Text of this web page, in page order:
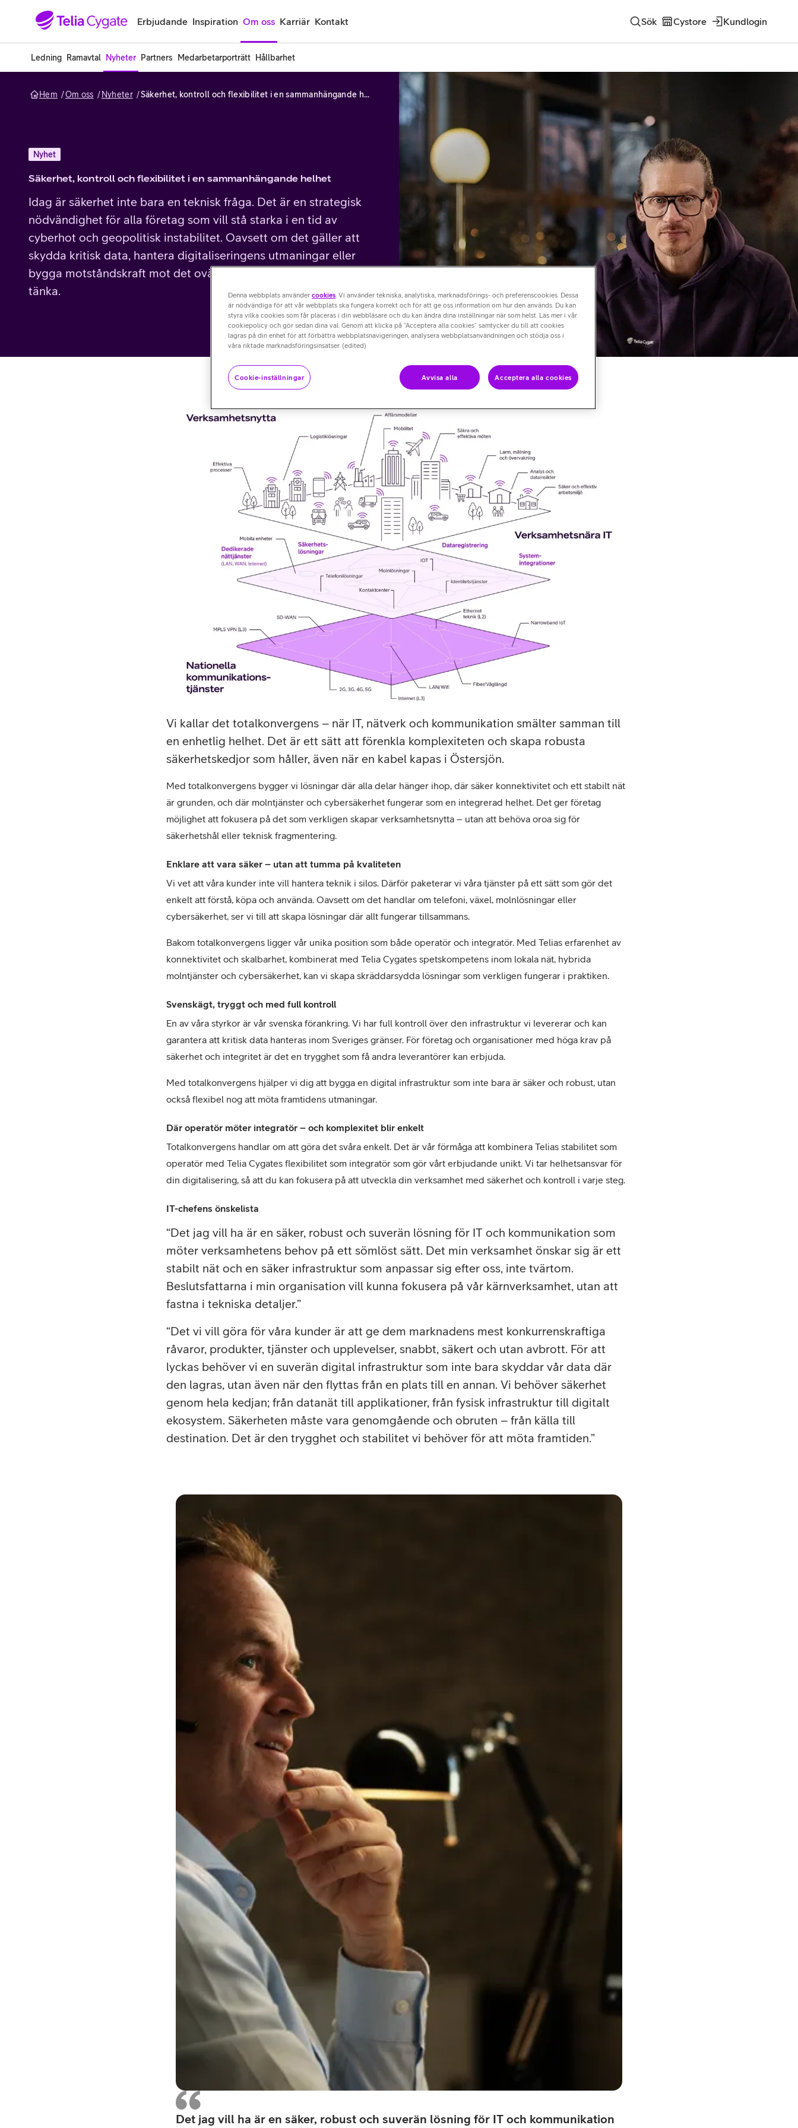
Gå till sidans innehåll
Erbjudande Inspiration Om oss Karriär Kontakt Sök Cystore Kundlogin
Ledning Ramavtal Nyheter Partners Medarbetarporträtt Hållbarhet
Hem Om oss Nyheter Säkerhet, kontroll och flexibilitet i en sammanhängande helhet
Nyhet
Säkerhet, kontroll och flexibilitet i en sammanhängande helhet
Idag är säkerhet inte bara en teknisk fråga. Det är en strategisk
nödvändighet för alla företag som vill stå starka i en tid av
cyberhot och geopolitisk instabilitet. Oavsett om det gäller att
skydda kritisk data, hantera digitaliseringens utmaningar eller
bygga motståndskraft mot det oväntade, krävs ett nytt sätt att
tänka.
Vi kallar det totalkonvergens – när IT, nätverk och kommunikation smälter samman till
en enhetlig helhet. Det är ett sätt att förenkla komplexiteten och skapa robusta
säkerhetskedjor som håller, även när en kabel kapas i Östersjön.
Med totalkonvergens bygger vi lösningar där alla delar hänger ihop, där säker konnektivitet och ett stabilt nät
är grunden, och där molntjänster och cybersäkerhet fungerar som en integrerad helhet. Det ger företag
möjlighet att fokusera på det som verkligen skapar verksamhetsnytta – utan att behöva oroa sig för
säkerhetshål eller teknisk fragmentering.
Enklare att vara säker – utan att tumma på kvaliteten
Vi vet att våra kunder inte vill hantera teknik i silos. Därför paketerar vi våra tjänster på ett sätt som gör det
enkelt att förstå, köpa och använda. Oavsett om det handlar om telefoni, växel, molnlösningar eller
cybersäkerhet, ser vi till att skapa lösningar där allt fungerar tillsammans.
Bakom totalkonvergens ligger vår unika position som både operatör och integratör. Med Telias erfarenhet av
konnektivitet och skalbarhet, kombinerat med Telia Cygates spetskompetens inom lokala nät, hybrida
molntjänster och cybersäkerhet, kan vi skapa skräddarsydda lösningar som verkligen fungerar i praktiken.
Svenskägt, tryggt och med full kontroll
En av våra styrkor är vår svenska förankring. Vi har full kontroll över den infrastruktur vi levererar och kan
garantera att kritisk data hanteras inom Sveriges gränser. För företag och organisationer med höga krav på
säkerhet och integritet är det en trygghet som få andra leverantörer kan erbjuda.
Med totalkonvergens hjälper vi dig att bygga en digital infrastruktur som inte bara är säker och robust, utan
också flexibel nog att möta framtidens utmaningar.
Där operatör möter integratör – och komplexitet blir enkelt
Totalkonvergens handlar om att göra det svåra enkelt. Det är vår förmåga att kombinera Telias stabilitet som
operatör med Telia Cygates flexibilitet som integratör som gör vårt erbjudande unikt. Vi tar helhetsansvar för
din digitalisering, så att du kan fokusera på att utveckla din verksamhet med säkerhet och kontroll i varje steg.
IT-chefens önskelista
Det jag vill ha är en säker, robust och suverän lösning för IT och kommunikation som
möter verksamhetens behov på ett sömlöst sätt. Det min verksamhet önskar sig är ett
stabilt nät och en säker infrastruktur som anpassar sig efter oss, inte tvärtom.
Beslutsfattarna i min organisation vill kunna fokusera på vår kärnverksamhet, utan att
fastna i tekniska detaljer.
Det vi vill göra för våra kunder är att ge dem marknadens mest konkurrenskraftiga
råvaror, produkter, tjänster och upplevelser, snabbt, säkert och utan avbrott. För att
lyckas behöver vi en suverän digital infrastruktur som inte bara skyddar vår data där
den lagras, utan även när den flyttas från en plats till en annan. Vi behöver säkerhet
genom hela kedjan; från datanät till applikationer, från fysisk infrastruktur till digitalt
ekosystem. Säkerheten måste vara genomgående och obruten – från källa till
destination. Det är den trygghet och stabilitet vi behöver för att möta framtiden.
Det jag vill ha är en säker, robust och suverän lösning för IT och kommunikation
–
Denna webbplats använder cookies . Vi använder tekniska, analytiska, marknadsförings- och preferenscookies. Dessa
är nödvändiga för att vår webbplats ska fungera korrekt och för att ge oss information om hur den används. Du kan
styra vilka cookies som får placeras i din webbläsare och du kan ändra dina inställningar när som helst. Läs mer i vår
cookiepolicy och gör sedan dina val. Genom att klicka på “Acceptera alla cookies” samtycker du till att cookies
lagras på din enhet för att förbättra webbplatsnavigeringen, analysera webbplatsanvändningen och stödja oss i
våra riktade marknadsföringsinsatser. (edited)
Cookie-inställningar Avvisa alla Acceptera alla cookies